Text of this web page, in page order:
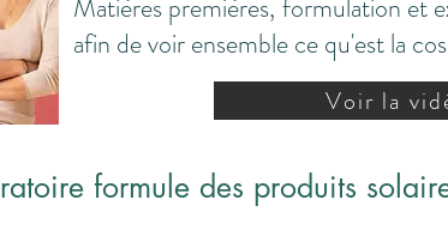
Matières premières, formulation et
afin de voir ensemble ce qu'est la
Voir la
formule des produits